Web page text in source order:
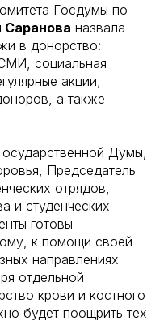
Госдумы по
назвала
в донорство:
социальная
акции,
а также
Думы,
Председатель
отрядов,
и студенческих
готовы
к помощи своей
направлениях
отдельной
крови и костного
будет поощрить тех